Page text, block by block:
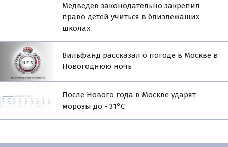
Медведев законодательно закрепил
право детей учиться в близлежащих
школах
Вильфанд рассказал о погоде в Москве в
Новогоднюю ночь
После Нового года в Москве ударят
морозы до - 31°C